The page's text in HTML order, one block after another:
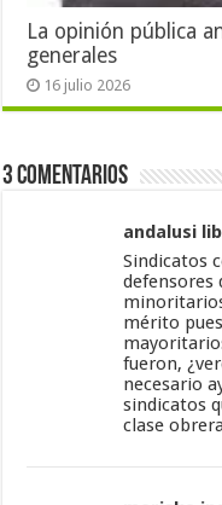
La opinión pública
generales
16 julio 2026
3 Comentarios
andalusi
Sindicatos
defensores
mérito
fueron,
necesario
sindicatos
clase